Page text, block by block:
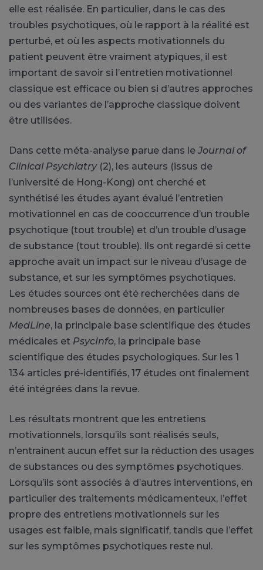
elle est réalisée. En particulier, dans le cas des
troubles psychotiques, où le rapport à la réalité est
perturbé, et où les aspects motivationnels du
patient peuvent être vraiment atypiques, il est
important de savoir si l’entretien motivationnel
classique est efficace ou bien si d’autres approches
ou des variantes de l’approche classique doivent
être utilisées.
Dans cette méta-analyse parue dans leJournal of
Clinical Psychiatry (2), les auteurs (issus de
l’université de Hong-Kong) ont cherché et
synthétisé les études ayant évalué l’entretien
motivationnel en cas de cooccurrence d’un trouble
psychotique (tout trouble) et d’un trouble d’usage
de substance (tout trouble). Ils ont regardé si cette
approche avait un impact sur le niveau d’usage de
substance, et sur les symptômes psychotiques.
Les études sources ont été recherchées dans de
nombreuses bases de données, en particulier
MedLine, la principale base scientifique des études
médicales et PsycInfo, la principale base
scientifique des études psychologiques. Sur les 1
134 articles pré-identifiés, 17 études ont finalement
été intégrées dans la revue.
Les résultats montrent que les entretiens
motivationnels, lorsqu’ils sont réalisés seuls,
n’entrainent aucun effet sur la réduction des usages
de substances ou des symptômes psychotiques.
Lorsqu’ils sont associés à d’autres interventions, en
particulier des traitements médicamenteux, l’effet
propre des entretiens motivationnels sur les
usages est faible, mais significatif, tandis que l’effet
sur les symptômes psychotiques reste nul.